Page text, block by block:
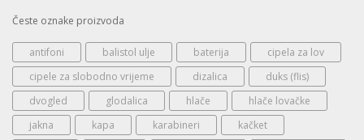
Česte oznake proizvoda
antifoni balistol ulje baterija
cipela za lov
cipele za slobodno vrijeme
dizalica
duks (flis)
dvogled
glodalica hlače
hlače lovačke
jakna
kapa karabineri
kačket